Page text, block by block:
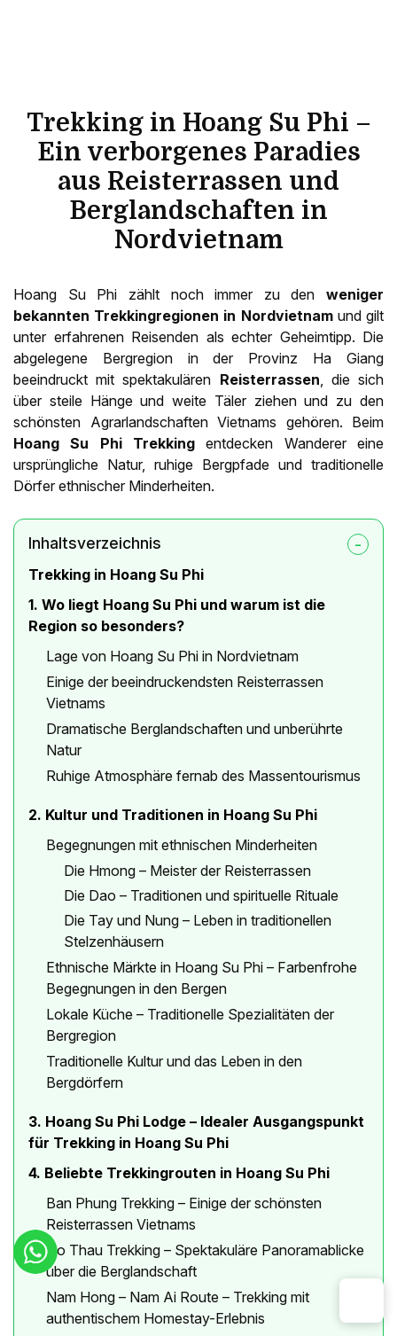
Trekking in Hoang Su Phi –
Ein verborgenes Paradies
aus Reisterrassen und
Berglandschaften in
Nordvietnam
Hoang Su Phi zählt noch immer zu den weniger
bekannten Trekkingregionen in Nordvietnamund gilt
unter erfahrenen Reisenden als echter Geheimtipp. Die
abgelegene Bergregion in der Provinz Ha Giang
beeindruckt mit spektakulären Reisterrassen, die sich
über steile Hänge und weite Täler ziehen und zu den
schönsten Agrarlandschaften Vietnams gehören. Beim
Hoang Su Phi Trekking entdecken Wanderer eine
ursprüngliche Natur, ruhige Bergpfade und traditionelle
Dörfer ethnischer Minderheiten.
Inhaltsverzeichnis
Trekking in Hoang Su Phi
1. Wo liegt Hoang Su Phi und warum ist die
Region so besonders?
Lage von Hoang Su Phi in Nordvietnam
Einige der beeindruckendsten Reisterrassen
Vietnams
Dramatische Berglandschaften und unberührte
Natur
Ruhige Atmosphäre fernab des Massentourismus
2. Kultur und Traditionen in Hoang Su Phi
Begegnungen mit ethnischen Minderheiten
Die Hmong – Meister der Reisterrassen
Die Dao – Traditionen und spirituelle Rituale
Die Tay und Nung – Leben in traditionellen
Stelzenhäusern
Ethnische Märkte in Hoang Su Phi – Farbenfrohe
Begegnungen in den Bergen
Lokale Küche – Traditionelle Spezialitäten der
Bergregion
Traditionelle Kultur und das Leben in den
Bergdörfern
3. Hoang Su Phi Lodge – Idealer Ausgangspunkt
für Trekking in Hoang Su Phi
4. Beliebte Trekkingrouten in Hoang Su Phi
Ban Phung Trekking – Einige der schönsten
Reisterrassen Vietnams
Ho Thau Trekking – Spektakuläre Panoramablicke
über die Berglandschaft
Nam Hong – Nam Ai Route – Trekking mit
authentischem Homestay-Erlebnis